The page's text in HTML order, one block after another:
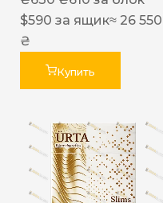
$590 за ящик≈ 26 550
₴
Купить